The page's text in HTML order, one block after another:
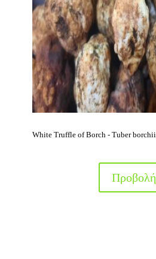
White Truffle of Borch - Tuber borchii
Προβολή